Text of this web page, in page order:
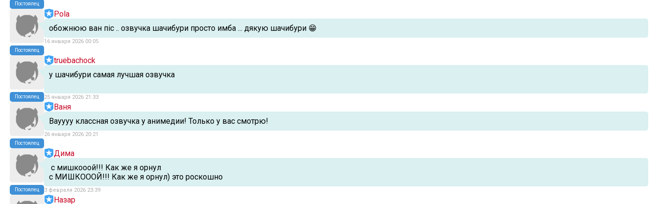
Постоялец
Постоялец
Pola
обожнюю ван піс .. озвучка шачибури просто имба ... дякую шачибури 😁
16 января 2026 00:05
Постоялец
truebachock
у шачибури самая лучшая озвучка
25 января 2026 21:33
Постоялец
Ваня
Вауууу классная озвучка у анимедии! Только у вас смотрю!
26 января 2026 20:21
Постоялец
Дима
с мишкооой!!! Как же я орнул
с МИШКОООЙ!!! Как же я орнул) это роскошно
3 февраля 2026 23:39
Назар